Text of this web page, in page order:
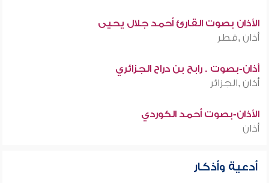
الأذان بصوت القارئ أحمد جلال يحيى
أذان ,قطر
أذان-بصوت . رابح بن دراح الجزائري
أذان ,الجزائر
الأذان-بصوت أحمد الكوردي
أذان
أدعية وأذكار